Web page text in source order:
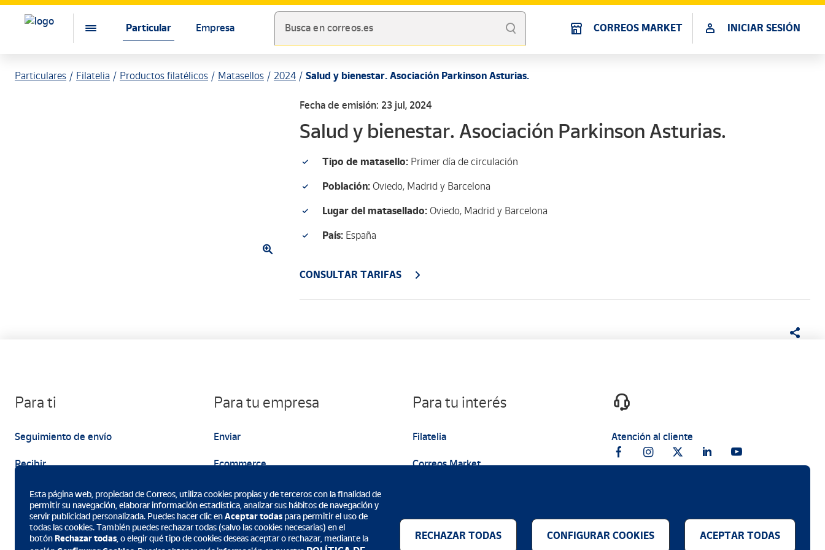
Particular Empresa Busca en correos.es CORREOS MARKET INICIAR SESIÓN
Particulares Filatelia Productos filatélicos Matasellos 2024 Salud y bienestar. Asociación Parkinson Asturias.
Fecha de emisión: 23 jul, 2024
Salud y bienestar. Asociación Parkinson Asturias.
Tipo de matasello: Primer día de circulación
Población: Oviedo, Madrid y Barcelona
Lugar del matasellado: Oviedo, Madrid y Barcelona
País: España
CONSULTAR TARIFAS
Para ti
Seguimiento de envío
Recibir
Enviar
Para tu empresa
Enviar
Ecommerce
Marketing
Para tu interés
Filatelia
Correos Market
Atención al cliente
Esta página web, propiedad de Correos, utiliza cookies propias y de terceros con la finalidad de
permitir su navegación, elaborar información estadística, analizar sus hábitos de navegación y
servir publicidad personalizada. Puedes hacer clic enAceptar todas para permitir el uso de
todas las cookies. También puedes rechazar todas (salvo las cookies necesarias) en el
botón Rechazar todas, o elegir qué tipo de cookies deseas aceptar o rechazar, mediante la
RECHAZAR TODAS CONFIGURAR COOKIES ACEPTAR TODAS